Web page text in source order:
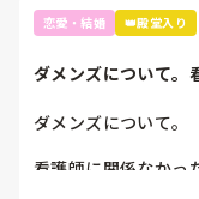
恋愛・結婚 👑殿堂入り
ダメンズについて。
ダメンズについて。
看護師に関係なかっ